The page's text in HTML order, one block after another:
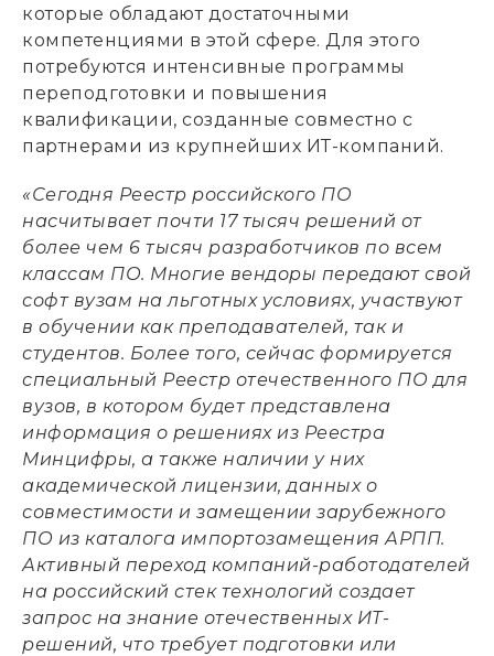
которые обладают достаточными
компетенциями в этой сфере. Для этого
потребуются интенсивные программы
переподготовки и повышения
квалификации, созданные совместно с
партнерами из крупнейших ИТ-компаний.
«Сегодня Реестр российского ПО
насчитывает почти 17 тысяч решений от
более чем 6 тысяч разработчиков по всем
классам ПО. Многие вендоры передают свой
софт вузам на льготных условиях, участвуют
в обучении как преподавателей, так и
студентов. Более того, сейчас формируется
специальный Реестр отечественного ПО для
вузов, в котором будет представлена
информация о решениях из Реестра
Минцифры, а также наличии у них
академической лицензии, данных о
совместимости и замещении зарубежного
ПО из каталога импортозамещения АРПП.
Активный переход компаний-работодателей
на российский стек технологий создает
запрос на знание отечественных ИТ-
решений, что требует подготовки или